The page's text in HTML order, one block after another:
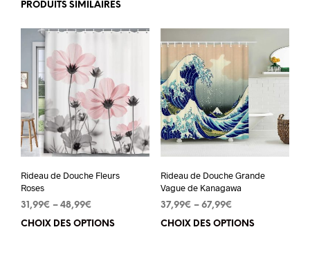
PRODUITS SIMILAIRES
Rideau de Douche Fleurs
Roses
31,99€ – 48,99€
CHOIX DES OPTIONS
Ce
Rideau de Douche Grande
Vague de Kanagawa
37,99€ – 67,99€
CHOIX DES OPTIONS